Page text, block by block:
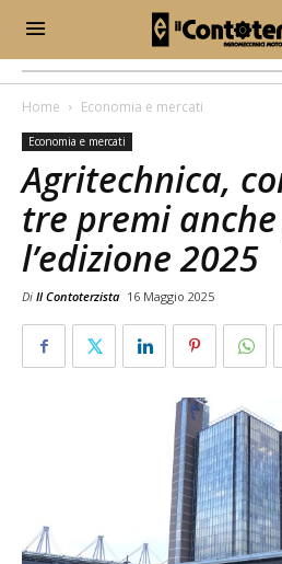
Home Economia e mercati
Economia e mercati
Agritechnica,
tre premi
l’edizione 2025
Di Il Contoterzista 16 Maggio 2025